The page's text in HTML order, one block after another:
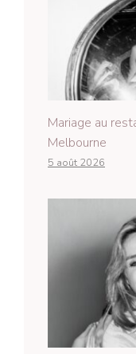
Mariage au
Melbourne
5 août 2026